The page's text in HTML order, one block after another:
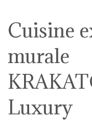
Cuisine
murale
Luxury